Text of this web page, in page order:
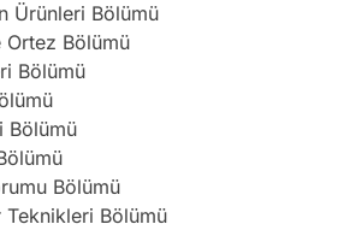
Ürünleri Bölümü
Bölümü
Bölümü
Bölümü
Bölümü
Bölümü